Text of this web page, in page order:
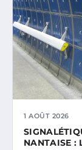
1 AOÛT 2026
NANTAISE :